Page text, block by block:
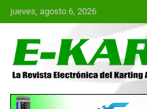
Saltar
al
jueves, agosto 6, 2026
E-Kart.com.ar